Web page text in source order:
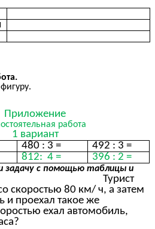
Приложение
работа
1 вариант
480 : 3 =
492 : 3 =
812: 4 = 396 : 2 =
задачу с помощью таблицы и
Турист
скоростью 80 км/ ч, а затем
и проехал такое же
ехал автомобиль,